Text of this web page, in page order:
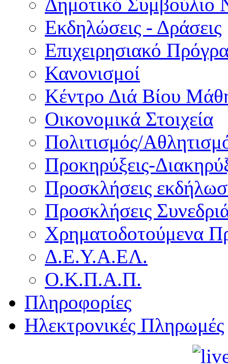
Εκδηλώσεις - Δράσεις
Επιχειρησιακό
Κανονισμοί
Κέντρο Διά Βίου
Οικονομικά Στοιχεία
Πολιτισμός/
Προκηρύξεις-
Προσκλήσεις
Προσκλήσεις
Χρηματοδοτούμενα
Δ.Ε.Υ.Α.ΕΛ.
Ο.Κ.Π.Α.Π.
Πληροφορίες
Ηλεκτρονικές Πληρωμές